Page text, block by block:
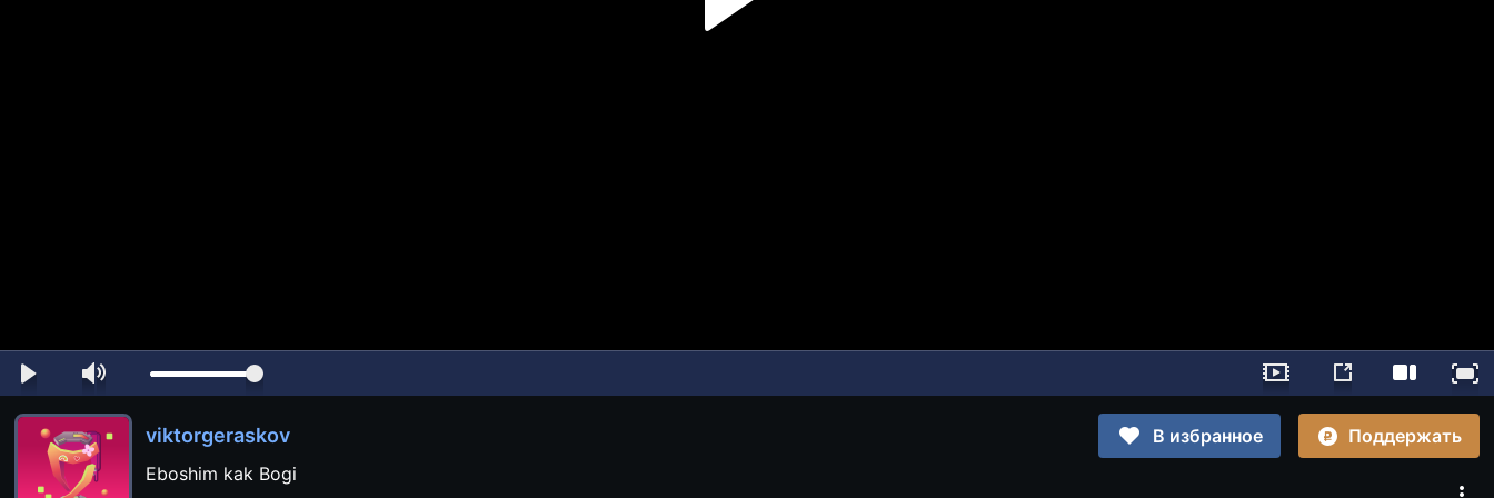
viktorgeraskov В избранное
Поддержать
Eboshim kak Bogi